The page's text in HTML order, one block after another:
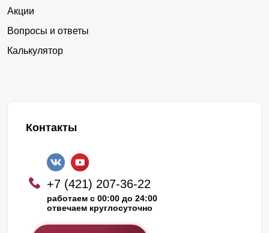
Акции
Вопросы и ответы
Калькулятор
Контакты
+7 (421) 207-36-22
работаем с 00:00 до 24:00
отвечаем круглосуточно